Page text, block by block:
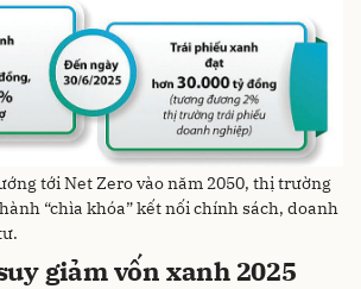
tới Net Zero vào năm 2050, thị trường
“chìa khóa” kết nối chính sách, doanh
giảm vốn xanh 2025